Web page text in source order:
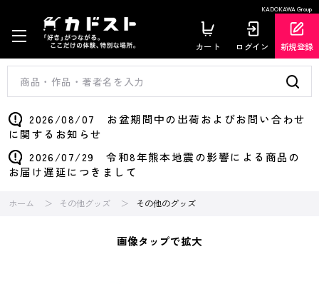
KADOKAWA Group
カート ログイン 新規登録
2026/08/07 お盆期間中の出荷およびお問い合わせ
に関するお知らせ
2026/07/29 令和8年熊本地震の影響による商品の
お届け遅延につきまして
ホーム その他グッズ その他のグッズ
画像タップで拡大